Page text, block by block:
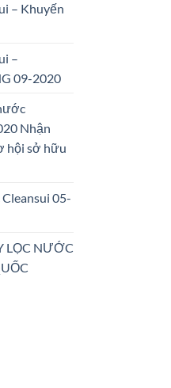
– Khuyến
–
09-2020
Nhận
hội sở hữu
05-
LỌC NƯỚC